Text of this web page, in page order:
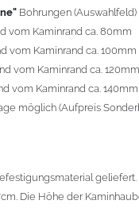
zur Auswahl. Bitte im
: 01 Haus,03 Welle (unser
15 Welle 90° gedreht,
(Pagode), 10
3-fache vom 1,5mm
Bohrungen (Auswahlfeld)
vom Kaminrand ca. 80mm
vom Kaminrand ca. 100mm
vom Kaminrand ca. 120mm
vom Kaminrand ca. 140mm
möglich (Aufpreis
Die Höhe der